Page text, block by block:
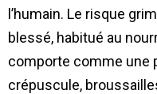
l’humain. Le risque
blessé, habitué au
comporte comme une
crépuscule,